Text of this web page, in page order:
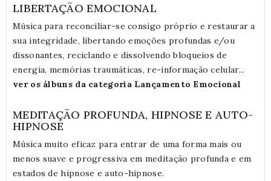
LIBERTAÇÃO EMOCIONAL
Música para reconciliar-se consigo próprio e restaurar a
sua integridade, libertando emoções profundas e/ou
dissonantes, reciclando e dissolvendo bloqueios de
energia, memórias traumáticas, re-informação celular...
ver os álbuns da categoria Lançamento Emocional
MEDITAÇÃO PROFUNDA, HIPNOSE E AUTO-
HIPNOSE
Música muito eficaz para entrar de uma forma mais ou
menos suave e progressiva em meditação profunda e em
estados de hipnose e auto-hipnose.